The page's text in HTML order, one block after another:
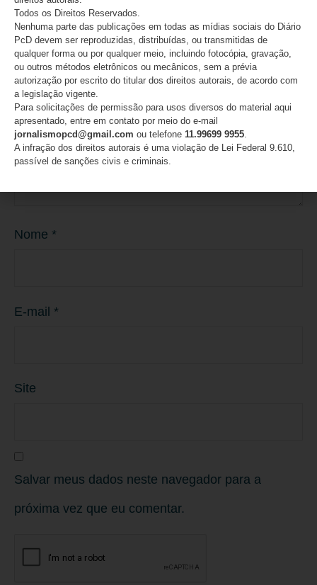
O seu endereço de e-mail não será publicado.
obrigatórios são marcados com
Comentário*
Nome *
E-mail *
Site
Salvar meus dados neste navegador para a
próxima vez que eu comentar.
Todos os Direitos Reservados.
Nenhuma parte das publicações em todas as mídias sociais do Diário
PcD devem ser reproduzidas, distribuídas, ou transmitidas de
qualquer forma ou por qualquer meio, incluindo fotocópia, gravação,
ou outros métodos eletrônicos ou mecânicos, sem a prévia
autorização por escrito do titular dos direitos autorais, de acordo com
a legislação vigente.
Para solicitações de permissão para usos diversos do material aqui
apresentado, entre em contato por meio do e-mail
jornalismopcd@gmail.com ou telefone 11.99699 9955.
A infração dos direitos autorais é uma violação de Lei Federal 9.610,
passível de sanções civis e criminais.